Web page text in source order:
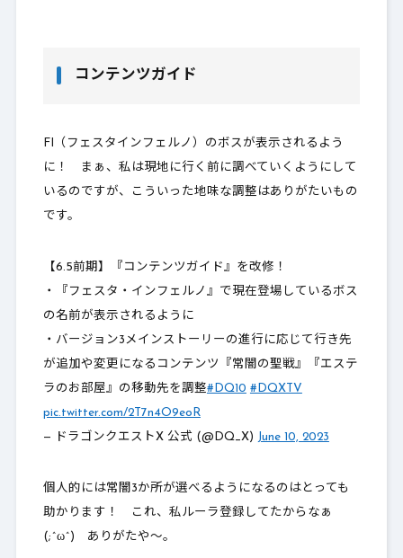
コンテンツガイド
FI（フェスタインフェルノ）のボスが表示されるよう
に！ まぁ、私は現地に行く前に調べていくようにして
いるのですが、こういった地味な調整はありがたいもの
です。
【6.5前期】『コンテンツガイド』を改修！
・『フェスタ・インフェルノ』で現在登場しているボス
の名前が表示されるように
・バージョン3メインストーリーの進行に応じて行き先
が追加や変更になるコンテンツ『常闇の聖戦』『エステ
ラのお部屋』の移動先を調整#DQ10 #DQXTV
pic.twitter.com/2T7n4O9eoR
— ドラゴンクエストX 公式 (@DQ_X) June 10, 2023
個人的には常闇3か所が選べるようになるのはとっても
助かります ！ これ、私ルーラ登録してたからなぁ
(;^ω^) ありがたや～。